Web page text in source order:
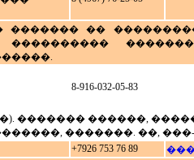
������� ��
8-916-032-05-83
������� ������,
�������. ��,
+7926 753 76 89